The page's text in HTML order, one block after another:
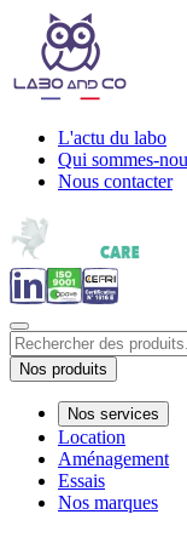
L'actu du labo
Qui sommes-
Nous contacter
Nos produits
Nos services
Location
Aménagement
Essais
Nos marques